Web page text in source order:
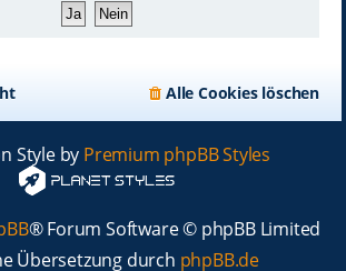
Alle Cookies löschen
Style by Premium phpBB Styles
® Forum Software © phpBB Limited
Übersetzung durch phpBB.de